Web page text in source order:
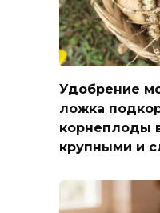
Удобрение
ложка
корнеплоды
крупными и